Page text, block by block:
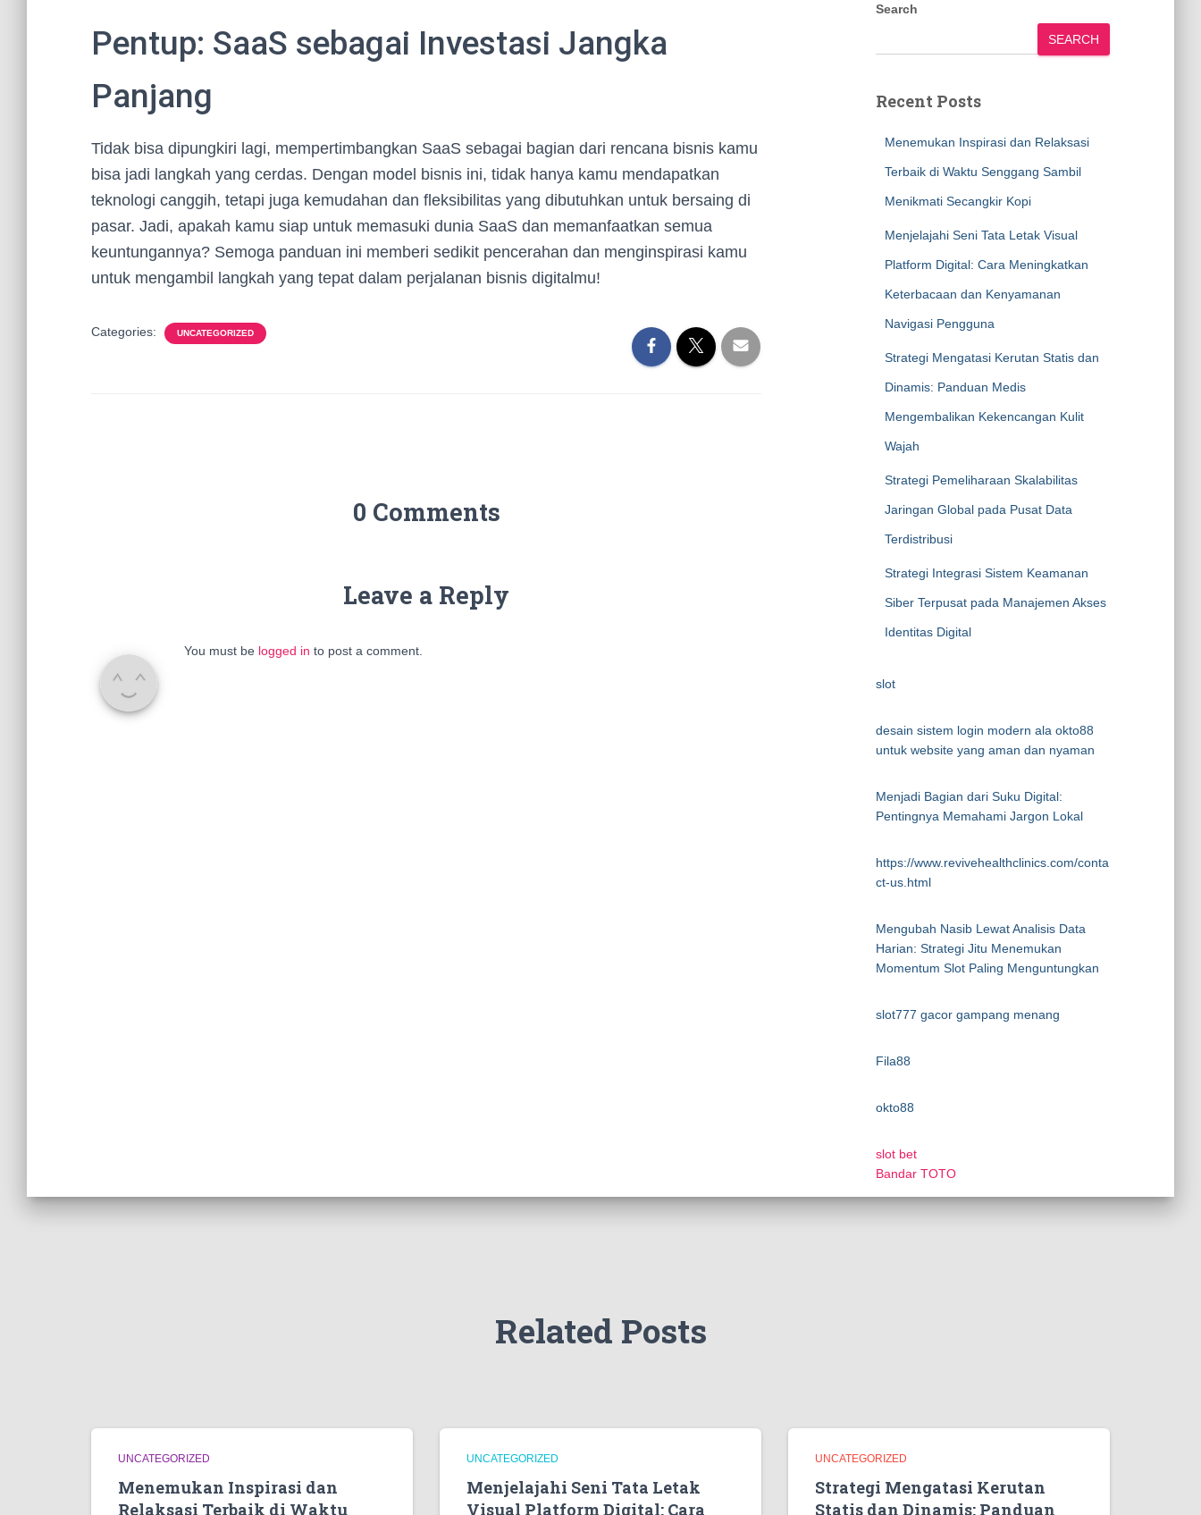
Pentup: SaaS sebagai Investasi Jangka
Panjang
Tidak bisa dipungkiri lagi, mempertimbangkan SaaS sebagai bagian dari rencana bisnis kamu
bisa jadi langkah yang cerdas. Dengan model bisnis ini, tidak hanya kamu mendapatkan
teknologi canggih, tetapi juga kemudahan dan fleksibilitas yang dibutuhkan untuk bersaing di
pasar. Jadi, apakah kamu siap untuk memasuki dunia SaaS dan memanfaatkan semua
keuntungannya? Semoga panduan ini memberi sedikit pencerahan dan menginspirasi kamu
untuk mengambil langkah yang tepat dalam perjalanan bisnis digitalmu!
Categories: UNCATEGORIZED
0 Comments
Leave a Reply
You must be logged in to post a comment.
Search
SEARCH
Recent Posts
Menemukan Inspirasi dan Relaksasi
Terbaik di Waktu Senggang Sambil
Menikmati Secangkir Kopi
Menjelajahi Seni Tata Letak Visual
Platform Digital: Cara Meningkatkan
Keterbacaan dan Kenyamanan
Navigasi Pengguna
Strategi Mengatasi Kerutan Statis dan
Dinamis: Panduan Medis
Mengembalikan Kekencangan Kulit
Wajah
Strategi Pemeliharaan Skalabilitas
Jaringan Global pada Pusat Data
Terdistribusi
Strategi Integrasi Sistem Keamanan
Siber Terpusat pada Manajemen Akses
Identitas Digital
slot
desain sistem login modern ala okto88
untuk website yang aman dan nyaman
Menjadi Bagian dari Suku Digital:
Pentingnya Memahami Jargon Lokal
https://www.revivehealthclinics.com/conta
ct-us.html
Mengubah Nasib Lewat Analisis Data
Harian: Strategi Jitu Menemukan
Momentum Slot Paling Menguntungkan
slot777 gacor gampang menang
Fila88
okto88
slot bet
Bandar TOTO
Related Posts
UNCATEGORIZED
Menemukan Inspirasi dan
Relaksasi Terbaik di Waktu
UNCATEGORIZED
Menjelajahi Seni Tata Letak
Visual Platform Digital: Cara
UNCATEGORIZED
Strategi Mengatasi Kerutan
Statis dan Dinamis: Panduan